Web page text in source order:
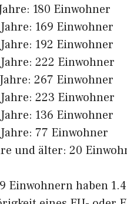
180 Einwohner
169 Einwohner
192 Einwohner
222 Einwohner
267 Einwohner
223 Einwohner
136 Einwohner
77 Einwohner
und älter: 20
Einwohnern haben